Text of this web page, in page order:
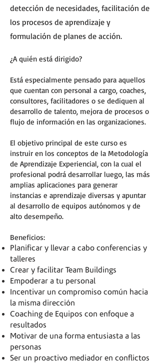
detección de necesidades, facilitación de
los procesos de aprendizaje y
formulación de planes de acción.
¿A quién está dirigido?
Está especialmente pensado para aquellos
que cuentan con personal a cargo, coaches,
consultores, facilitadores o se dediquen al
desarrollo de talento, mejora de procesos o
flujo de información en las organizaciones.
El objetivo principal de este curso es
instruir en los conceptos de la Metodología
de Aprendizaje Experiencial, con la cual el
profesional podrá desarrollar luego, las más
amplias aplicaciones para generar
instancias e aprendizaje diversas y apuntar
al desarrollo de equipos autónomos y de
alto desempeño.
Beneficios:
Planificar y llevar a cabo conferencias y
talleres
Crear y facilitar Team Buildings
Empoderar a tu personal
Incentivar un compromiso común hacia
la misma dirección
Coaching de Equipos con enfoque a
resultados
Motivar de una forma entusiasta a las
personas
Ser un proactivo mediador en conflictos